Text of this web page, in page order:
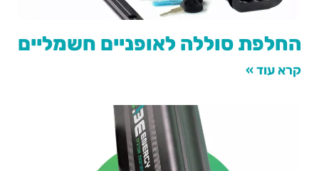
החלפת סוללה לאופניים חשמליים
קרא עוד »